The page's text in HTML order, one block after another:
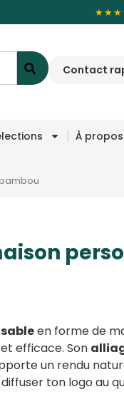
Contact
À propos
en forme de
efficace. Son
un rendu
ton logo au